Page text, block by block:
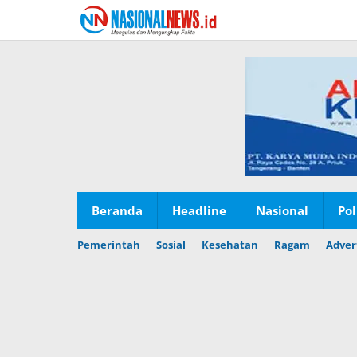
konten
Beranda Headline Nasional
Pemerintah Sosial Kesehatan Ragam